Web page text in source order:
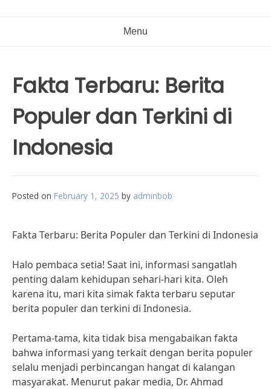
Menu
Fakta Terbaru: Berita
Populer dan Terkini di
Indonesia
Posted on February 1, 2025 by adminbob
Fakta Terbaru: Berita Populer dan Terkini di Indonesia
Halo pembaca setia! Saat ini, informasi sangatlah
penting dalam kehidupan sehari-hari kita. Oleh
karena itu, mari kita simak fakta terbaru seputar
berita populer dan terkini di Indonesia.
Pertama-tama, kita tidak bisa mengabaikan fakta
bahwa informasi yang terkait dengan berita populer
selalu menjadi perbincangan hangat di kalangan
masyarakat. Menurut pakar media, Dr. Ahmad